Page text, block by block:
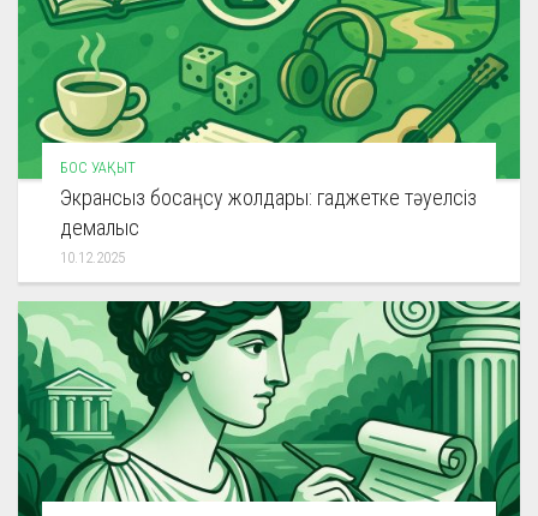
БОС УАҚЫТ
Экрансыз босаңсу жолдары: гаджетке тәуелсіз
демалыс
10.12.2025